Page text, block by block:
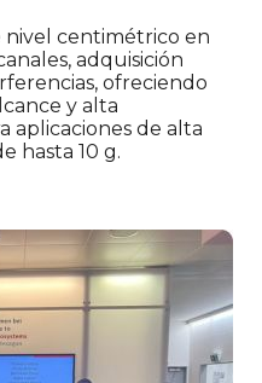
nivel centimétrico en
adquisición
ofreciendo
y alta
aplicaciones de alta
hasta 10 g.